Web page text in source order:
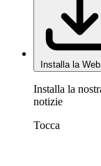
Installa la
Installa la
notizie
Tocca